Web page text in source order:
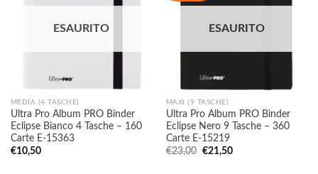
ESAURITO
MEDIA (4 TASCHE)
Ultra Pro Album PRO Binder
Eclipse Bianco 4 Tasche – 160
Carte E-15363
€10,50
ESAURITO
MAXI (9 TASCHE)
Ultra Pro Album PRO Binder
Eclipse Nero 9 Tasche – 360
Carte E-15219
€23,00 Il
€21,50Il